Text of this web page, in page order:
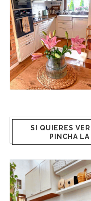
SI QUIERES
PINCHA